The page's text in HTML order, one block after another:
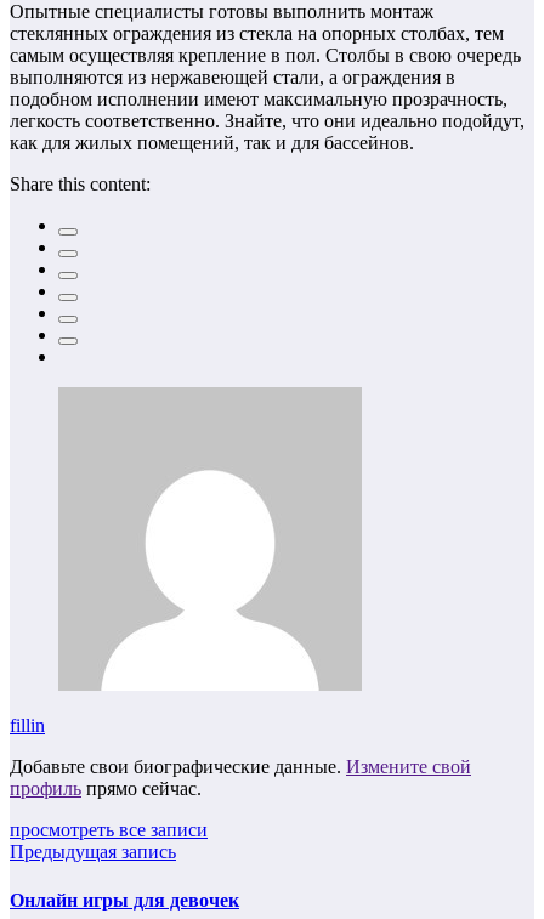
Опытные специалисты готовы выполнить монтаж
стеклянных ограждения из стекла на опорных столбах, тем
самым осуществляя крепление в пол. Столбы в свою очередь
выполняются из нержавеющей стали, а ограждения в
подобном исполнении имеют максимальную прозрачность,
легкость соответственно. Знайте, что они идеально подойдут,
как для жилых помещений, так и для бассейнов.
Share this content:
fillin
Добавьте свои биографические данные. Измените свой
профиль прямо сейчас.
просмотреть все записи
Предыдущая запись
Онлайн игры для девочек